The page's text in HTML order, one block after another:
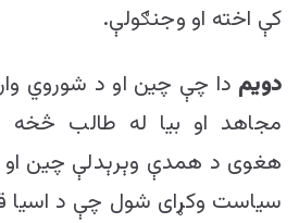
کې اخته او وجنګولې.
دویم دا چې چین او د شوروي
مجاهد او بیا له طالب څخه
هغوی د همدې وېرېدلې چین او
سیاست وکړای شول چې د اسیا